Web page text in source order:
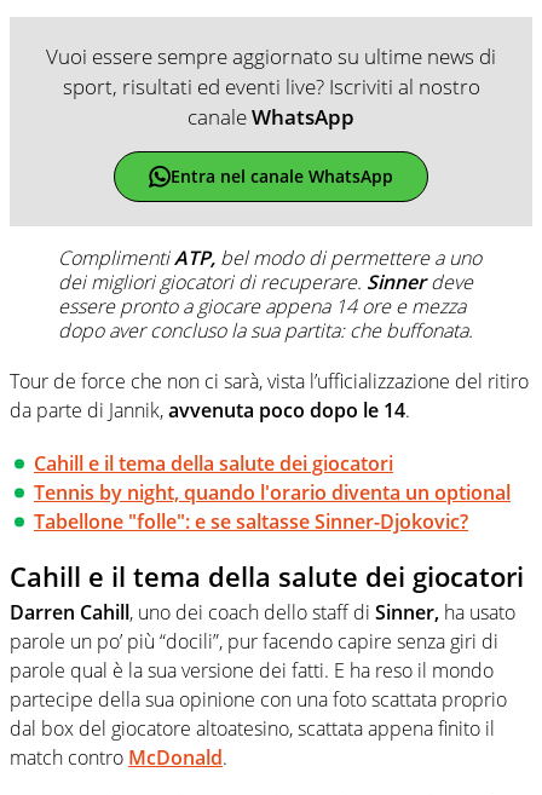
Vuoi essere sempre aggiornato su ultime news di
sport, risultati ed eventi live? Iscriviti al nostro
canaleWhatsApp
Entra nel canale WhatsApp
ComplimentiATP, bel modo di permettere a uno
dei migliori giocatori di recuperare. Sinnerdeve
essere pronto a giocare appena 14 ore e mezza
dopo aver concluso la sua partita: che buffonata.
Tour de force che non ci sarà, vista l’ufficializzazione del ritiro
da parte di Jannik,avvenuta poco dopo le 14.
Cahill e il tema della salute dei giocatori
Tennis by night, quando l'orario diventa un optional
Tabellone "folle": e se saltasse Sinner-Djokovic?
Cahill e il tema della salute dei giocatori
Darren Cahill, uno dei coach dello staff di Sinner, ha usato
parole un po’ più “docili”, pur facendo capire senza giri di
parole qual è la sua versione dei fatti. E ha reso il mondo
partecipe della sua opinione con una foto scattata proprio
dal box del giocatore altoatesino, scattata appena finito il
match contro McDonald.